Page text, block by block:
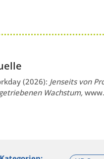
(2026): Jenseits von
Wachstum,